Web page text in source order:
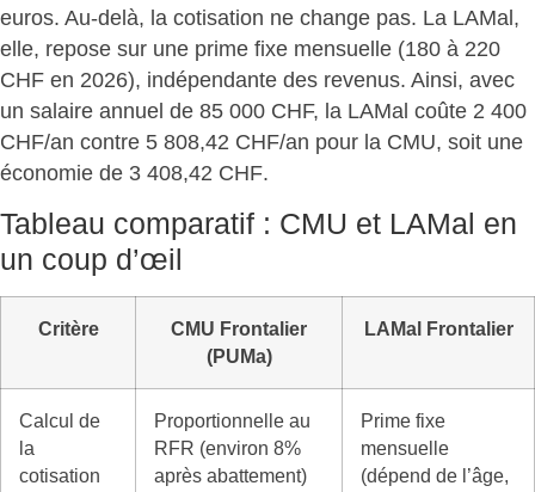
euros. Au-delà, la cotisation ne change pas. La LAMal,
elle, repose sur une prime fixe mensuelle (180 à 220
CHF en 2026), indépendante des revenus. Ainsi, avec
un salaire annuel de 85 000 CHF, la LAMal coûte 2 400
CHF/an contre 5 808,42 CHF/an pour la CMU, soit une
économie de 3 408,42 CHF.
Tableau comparatif : CMU et LAMal en
un coup d’œil
Critère
CMU Frontalier
(PUMa)
LAMal Frontalier
Calcul de
la
cotisation
Proportionnelle au
RFR (environ 8%
après abattement)
Prime fixe
mensuelle
(dépend de l’âge,